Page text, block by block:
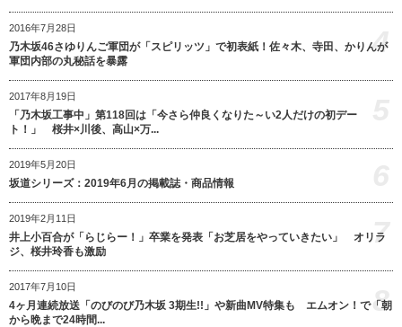
2016年7月28日
乃木坂46さゆりんご軍団が「スピリッツ」で初表紙！佐々木、寺田、かりんが
軍団内部の丸秘話を暴露
4
2017年8月19日
「乃木坂工事中」第118回は「今さら仲良くなりた～い2人だけの初デー
ト！」 桜井×川後、高山×万...
2019年5月20日
坂道シリーズ：2019年6月の掲載誌・商品情報
2019年2月11日
井上小百合が「らじらー！」卒業を発表「お芝居をやっていきたい」 オリラ
ジ、桜井玲香も激励
7
2017年7月10日
4ヶ月連続放送「のびのび乃木坂 3期生!!」や新曲MV特集も エムオン！で「朝
から晩まで24時間...
8